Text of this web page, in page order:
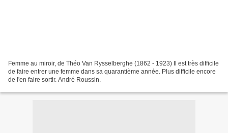
Femme au miroir, de Théo Van Rysselberghe (1862 - 1923) Il est très difficile
de faire entrer une femme dans sa quarantième année. Plus difficile encore
de l'en faire sortir. André Roussin.